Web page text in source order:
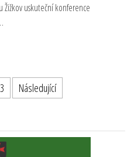
Žižkov uskuteční konference
Následující